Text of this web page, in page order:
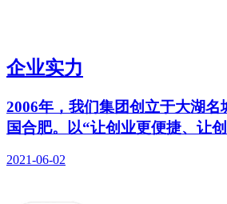
企业实力
2006年，我们集团创立于大湖
国合肥。以“让创业更便捷、让
2021-06-02